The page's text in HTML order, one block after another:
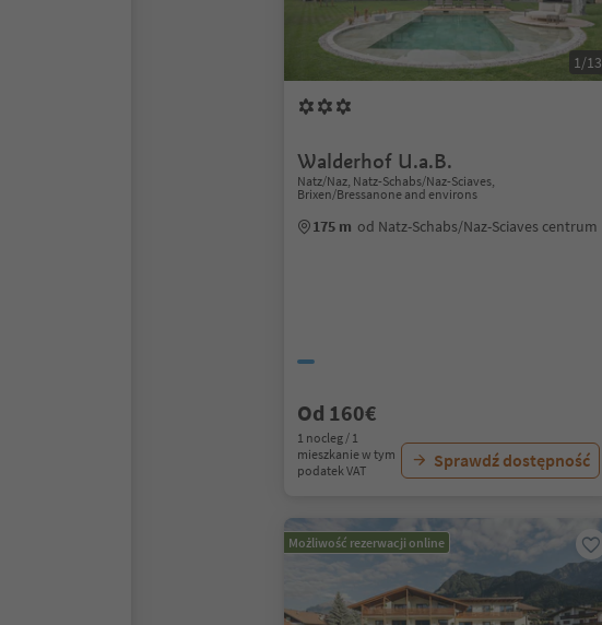
1/13
Walderhof U.a.B.
Natz/Naz, Natz-Schabs/Naz-Sciaves,
Brixen/Bressanone and environs
175 m od Natz-Schabs/Naz-Sciaves centrum
Od 160€
1 nocleg / 1
mieszkanie w tym
podatek VAT
Sprawdź dostępność
Możliwość rezerwacji online